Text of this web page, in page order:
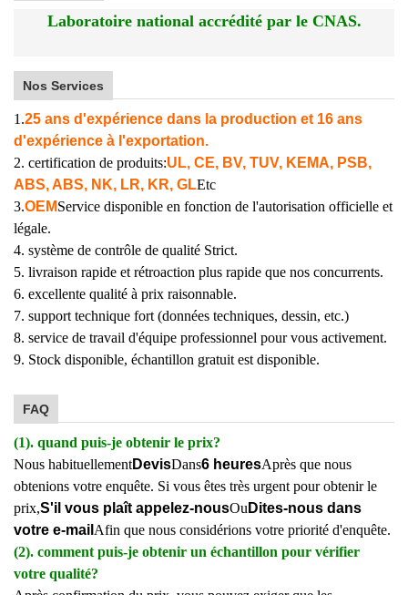
Laboratoire national accrédité par le CNAS.
Nos Services
1.25 ans d'expérience dans la production et 16 ans
d'expérience à l'exportation.
2. certification de produits:UL, CE, BV, TUV, KEMA, PSB,
ABS, ABS, NK, LR, KR, GLEtc
3.OEMService disponible en fonction de l'autorisation officielle et
légale.
4. système de contrôle de qualité Strict.
5. livraison rapide et rétroaction plus rapide que nos concurrents.
6. excellente qualité à prix raisonnable.
7. support technique fort (données techniques, dessin, etc.)
8. service de travail d'équipe professionnel pour vous activement.
9. Stock disponible, échantillon gratuit est disponible.
FAQ
(1). quand puis-je obtenir le prix?
Nous habituellementDevisDans6 heuresAprès que nous
obtenions votre enquête. Si vous êtes très urgent pour obtenir le
prix,S'il vous plaît appelez-nousOu Dites-nous dans
votre e-mail Afin que nous considérions votre priorité d'enquête.
(2). comment puis-je obtenir un échantillon pour vérifier
votre qualité?